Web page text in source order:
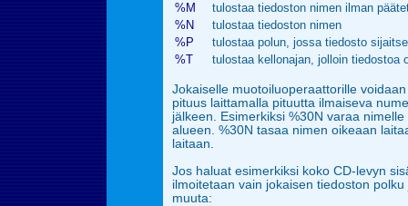
%M
tulostaa tiedoston nimen ilman
%N
tulostaa tiedoston nimen
%P
tulostaa polun, jossa tiedosto
%T
tulostaa kellonajan, jolloin tiedostoa
Jokaiselle muotoiluoperaattorille
pituus laittamalla pituutta ilmaiseva
jälkeen. Esimerkiksi %30N varaa
alueen. %30N tasaa nimen oikeaan
laitaan.
Jos haluat esimerkiksi koko CD-levyn
ilmoitetaan vain jokaisen tiedoston
muuta: